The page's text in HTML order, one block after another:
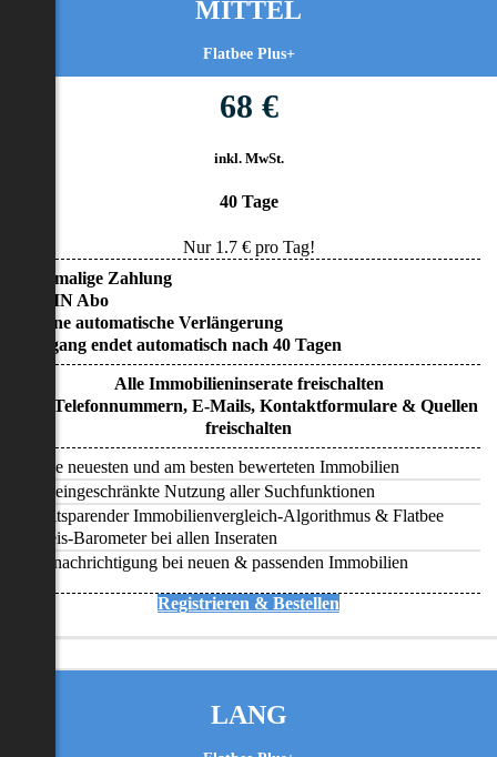
MITTEL
Flatbee Plus+
68 €
inkl. MwSt.
40 Tage
Nur 1.7€ pro Tag!
• Einmalige Zahlung
• KEIN Abo
• Keine automatische Verlängerung
• Zugang endet automatisch nach 40 Tagen
Alle Immobilieninserate freischalten
Alle Telefonnummern, E-Mails, Kontaktformulare & Quellen
freischalten
Alle neuesten und am besten bewerteten Immobilien
Uneingeschränkte Nutzung aller Suchfunktionen
Zeitsparender Immobilienvergleich-Algorithmus & Flatbee
Preis-Barometer bei allen Inseraten
Benachrichtigung bei neuen & passenden Immobilien
Registrieren & Bestellen
LANG